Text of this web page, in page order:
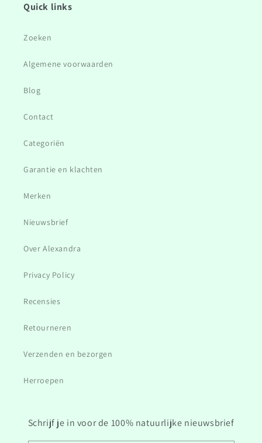
Quick links
Zoeken
Algemene voorwaarden
Blog
Contact
Categoriën
Garantie en klachten
Merken
Nieuwsbrief
Over Alexandra
Privacy Policy
Recensies
Retourneren
Verzenden en bezorgen
Herroepen
Schrijf je in voor de 100% natuurlijke nieuwsbrief